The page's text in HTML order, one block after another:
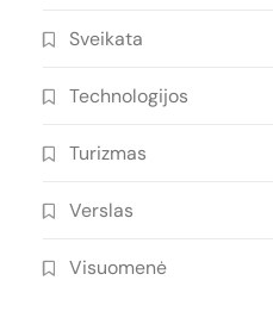
Sveikata
Technologijos
Turizmas
Verslas
Visuomenė